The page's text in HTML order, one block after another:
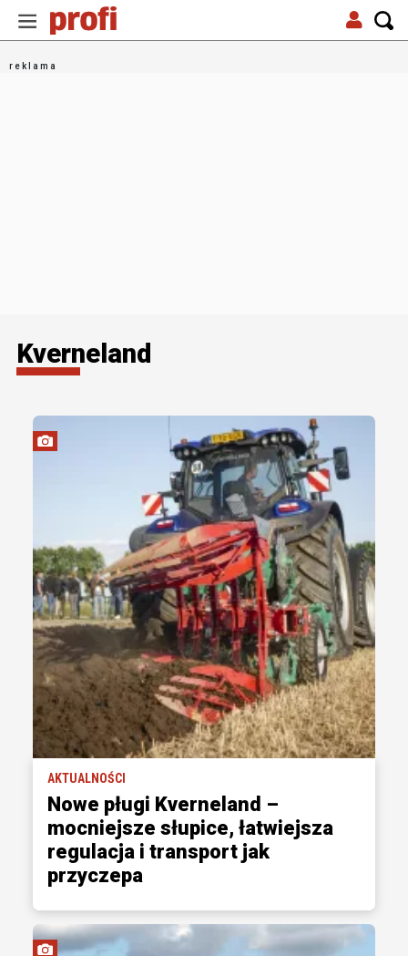
Kverneland
AKTUALNOŚCI
Nowe pługi Kverneland –
mocniejsze słupice, łatwiejsza
regulacja i transport jak
przyczepa